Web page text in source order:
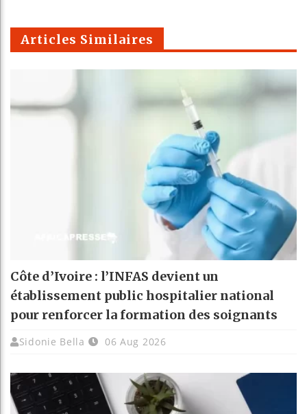
m
Articles Similaires
Côte d’Ivoire : l’INFAS devient un
établissement public hospitalier national
pour renforcer la formation des soignants
Sidonie Bella 06 Aug 2026